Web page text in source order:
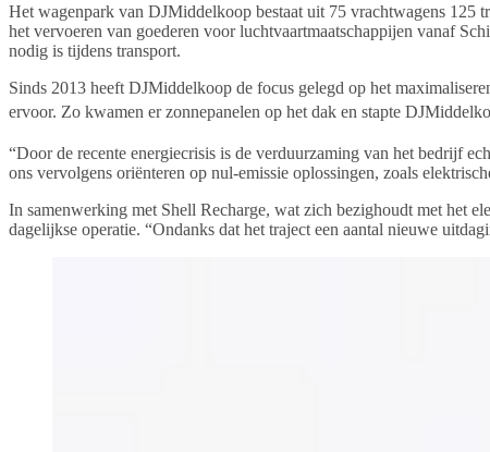
Het wagenpark van DJMiddelkoop bestaat uit 75 vrachtwagens 125
het vervoeren van goederen voor luchtvaartmaatschappijen vanaf
nodig is tijdens transport.
Sinds 2013 heeft DJMiddelkoop de focus gelegd op het
ervoor. Zo kwamen er zonnepanelen op het dak en stapte
“Door de recente energiecrisis is de verduurzaming van het bedrijf
ons vervolgens oriënteren op nul-emissie oplossingen, zoals
In samenwerking met Shell Recharge, wat zich bezighoudt met het
dagelijkse operatie. “Ondanks dat het traject een aantal nieuwe